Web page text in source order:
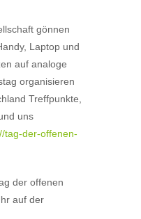
gönnen
Laptop und
auf analoge
organisieren
Treffpunkte
uns
tag-der-offenen-
der offenen
auf der